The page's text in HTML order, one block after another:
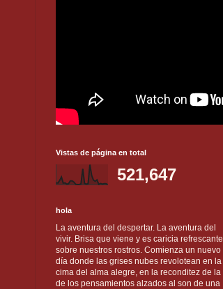
Vistas de página en total
521,647
hola
La aventura del despertar. La aventura del
vivir. Brisa que viene y es caricia refrescante
sobre nuestros rostros. Comienza un nuevo
día donde las grises nubes revolotean en la
cima del alma alegre, en la reconditez de la
de los pensamientos alzados al son de una